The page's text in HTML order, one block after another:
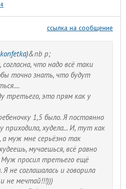
ссылка на сообщение
&nb p;
, согласна, что надо всё таки
точно знать, что будут
третьего, это прям как у
1,5 было. Я постоянно
приходила, худела... И, тут как
муж мне серьёзно так
мучаешься, всё равно
просил третьего ещё
не соглашалась и говорила
не мечтай!!!)))